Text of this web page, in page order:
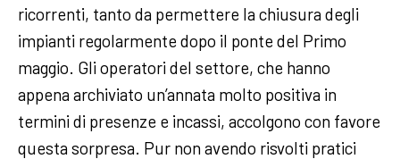
ricorrenti, tanto da permettere la chiusura degli
impianti regolarmente dopo il ponte del Primo
maggio. Gli operatori del settore, che hanno
appena archiviato un’annata molto positiva in
termini di presenze e incassi, accolgono con favore
questa sorpresa. Pur non avendo risvolti pratici